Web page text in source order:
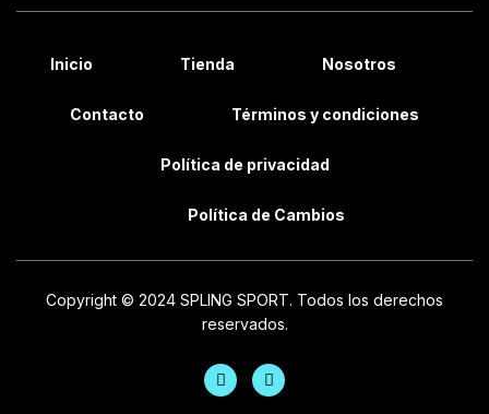
Inicio Tienda Nosotros
Contacto Términos y condiciones
Política de privacidad
Política de Cambios
Copyright © 2024 SPLING SPORT. Todos los derechos
reservados.